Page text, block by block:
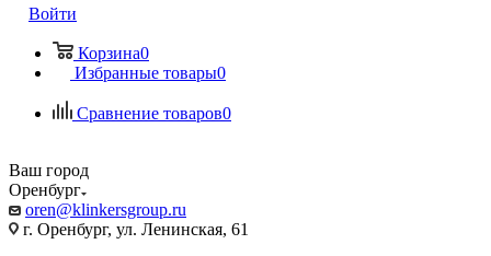
Войти
Корзина0
Избранные товары0
Сравнение товаров0
Ваш город
Оренбург
oren@klinkersgroup.ru
г. Оренбург, ул. Ленинская, 61